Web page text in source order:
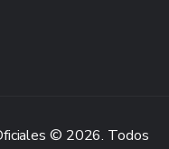
© 2026. Todos